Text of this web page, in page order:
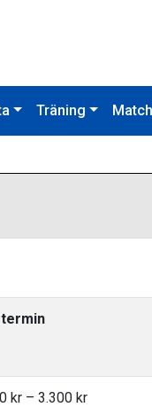
Träning
kr – 3.300 kr